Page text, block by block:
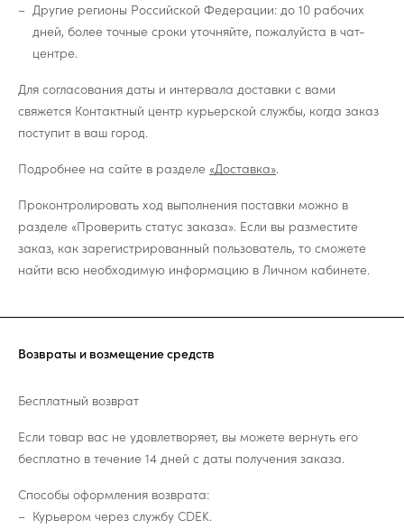
Другие регионы Российской Федерации: до 10 рабочих
дней, более точные сроки уточняйте, пожалуйста в чат-
центре.
Для согласования даты и интервала доставки с вами
свяжется Контактный центр курьерской службы, когда заказ
поступит в ваш город.
Подробнее на сайте в разделе «Доставка».
Проконтролировать ход выполнения поставки можно в
разделе «Проверить статус заказа». Если вы разместите
заказ, как зарегистрированный пользователь, то сможете
найти всю необходимую информацию в Личном кабинете.
Возвраты и возмещение средств
Бесплатный возврат
Если товар вас не удовлетворяет, вы можете вернуть его
бесплатно в течение 14 дней с даты получения заказа.
Способы оформления возврата:
Курьером через службу CDEK.